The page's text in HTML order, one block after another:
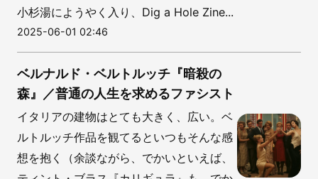
小杉湯にようやく入り、Dig a Hole Zine...
2025-06-01 02:46
ベルナルド・ベルトルッチ『暗殺の
森』／普通の人生を求めるファシスト
イタリアの建物はとても大きく、広い。ベ
ルトルッチ作品を観てるといつもそんな感
想を抱く（余談ながら、でかいといえば、